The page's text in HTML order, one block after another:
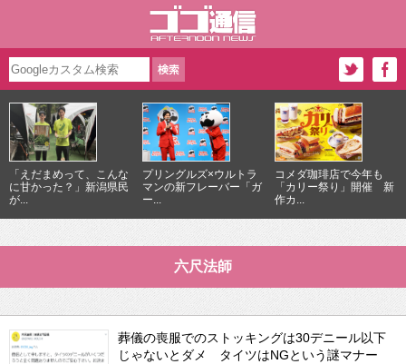
「えだまめって、こんな
に甘かった？」新潟県民
が...
プリングルズ×ウルトラ
マンの新フレーバー「ガ
ー...
コメダ珈琲店で今年も
「カリー祭り」開催 新
作カ...
六尺法師
葬儀の喪服でのストッキングは30デニール以下
じゃないとダメ タイツはNGという謎マナー